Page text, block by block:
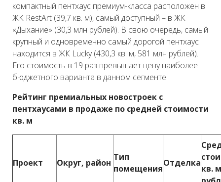
компактный пентхаус премиум-класса расположен в
ЖК RestArt (39,7 кв. м), самый доступный – в ЖК
«Дыхание» (30,3 млн рублей). В свою очередь, самый
крупный и одновременно самый дорогой пентхаус
находится в ЖК Lucky (430,3 кв. м, 581 млн рублей).
Его стоимость в 19 раз превышает цену наиболее
бюджетного варианта в данном сегменте.
Рейтинг премиальных новостроек с
пентхаусами в продаже по средней стоимости
кв. м
Проект Округ, район
Тип
помещения
Отделка
кв.